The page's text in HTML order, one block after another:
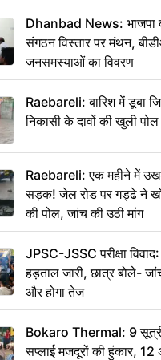
Dhanbad News: भाजपा
संगठन विस्तार पर मंथन,
जनसमस्याओं का विवरण
Raebareli: बारिश में डूबा
निकासी के दावों की खुली पोल
Raebareli: एक महीने में
सड़क! जेल रोड पर गड्ढे ने
की पोल, जांच की उठी मांग
JPSC-JSSC परीक्षा
हड़ताल जारी, छात्र बोले-
और होगा तेज
Bokaro Thermal: 9
सप्लाई मजदूरों की हुंकार, 12